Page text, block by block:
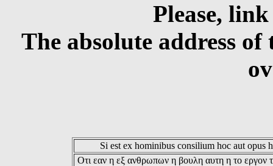
Please,
The absolute address
Si est ex hominibus consilium hoc aut opus
Οτι εαν η εξ ανθρωπων η βουλη αυτη η το εργον